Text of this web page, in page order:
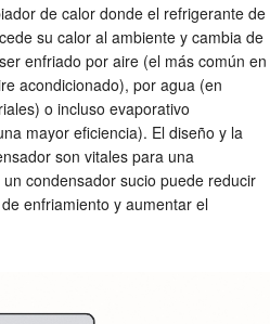
de calor donde el refrigerante de
su calor al ambiente y cambia de
enfriado por aire (el más común en
acondicionado), por agua (en
o incluso evaporativo
mayor eficiencia). El diseño y la
son vitales para una
condensador sucio puede reducir
enfriamiento y aumentar el